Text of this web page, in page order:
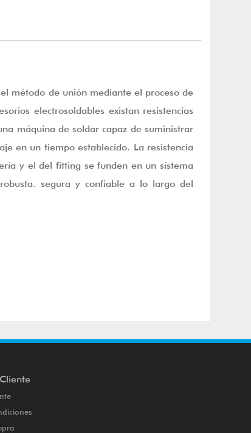
método de unión mediante el proceso de
electrosoldables existan resistencias
máquina de soldar capaz de suministrar
en un tiempo establecido. La resistencia
y el del fitting se funden en un sistema
segura y confiable a lo largo del